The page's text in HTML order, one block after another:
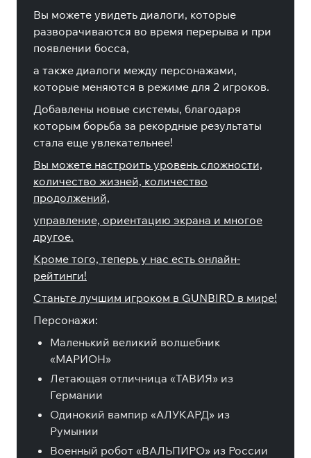
Вы можете увидеть диалоги, которые
разворачиваются во время перерыва и при
появлении босса,
а также диалоги между персонажами,
которые меняются в режиме для 2 игроков.
Добавлены новые системы, благодаря
которым борьба за рекордные результаты
стала еще увлекательнее!
Вы можете настроить уровень сложности,
количество жизней, количество
продолжений,
управление, ориентацию экрана и многое
другое.
Кроме того, теперь у нас есть онлайн-
рейтинги!
Станьте лучшим игроком в GUNBIRD в мире!
Персонажи:
Маленький великий волшебник
«МАРИОН»
Летающая отличница «ТАВИЯ» из
Германии
Одинокий вампир «АЛУКАРД» из
Румынии
Военный робот «ВАЛЬПИРО» из России